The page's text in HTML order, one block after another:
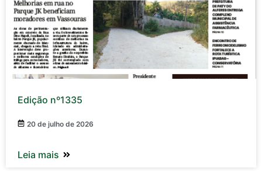
Edição nº1335
20 de julho de 2026
Leia mais